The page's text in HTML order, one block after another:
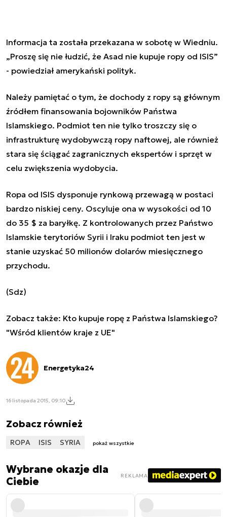
Informacja ta została przekazana w sobotę w Wiedniu.
„Proszę się nie łudzić, że Asad nie kupuje ropy od ISIS”
- powiedział amerykański polityk.
Należy pamiętać o tym, że dochody z ropy są głównym
źródłem finansowania bojowników Państwa
Islamskiego. Podmiot ten nie tylko troszczy się o
infrastrukturę wydobywczą ropy naftowej, ale również
stara się ściągać zagranicznych ekspertów i sprzęt w
celu zwiększenia wydobycia.
Ropa od ISIS dysponuje rynkową przewagą w postaci
bardzo niskiej ceny. Oscyluje ona w wysokości od 10
do 35 $ za baryłkę. Z kontrolowanych przez Państwo
Islamskie terytoriów Syrii i Iraku podmiot ten jest w
stanie uzyskać 50 milionów dolarów miesięcznego
przychodu.
(Sdz)
Zobacz także: Kto kupuje ropę z Państwa Islamskiego?
"Wśród klientów kraje z UE"
Energetyka24
16 listopada 2015, 09:10
Zobacz również
ROPA ISIS SYRIA pokaż wszystkie
Wybrane okazje dla
Ciebie
REKLAMA